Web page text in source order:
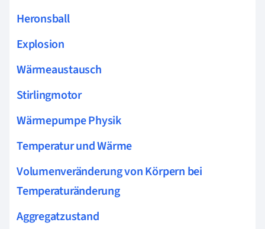
Heronsball
Explosion
Wärmeaustausch
Stirlingmotor
Wärmepumpe Physik
Temperatur und Wärme
Volumenveränderung von Körpern bei
Temperaturänderung
Aggregatzustand